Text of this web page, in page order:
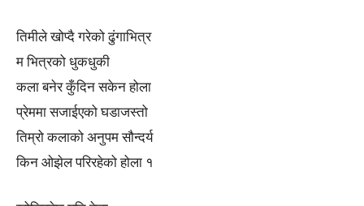
तिमीले खोप्दै गरेको ढुंगाभित्र
म भित्रको धुकधुकी
कला बनेर कुँदिन सकेन होला
प्रेममा सजाईएको घडाजस्तो
तिम्रो कलाको अनुपम सौन्दर्य
किन ओझेल परिरहेको होला १